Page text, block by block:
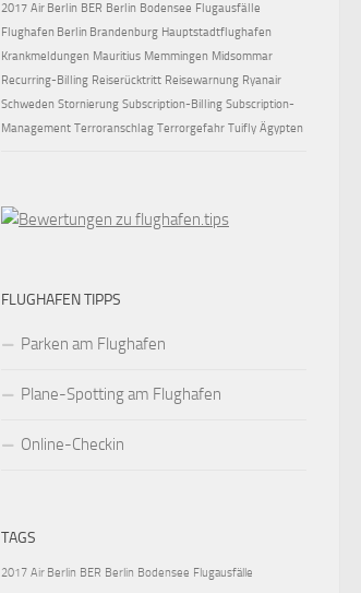
2017 Air Berlin BER Berlin Bodensee Flugausfälle
Flughafen Berlin Brandenburg Hauptstadtflughafen
Krankmeldungen Mauritius Memmingen Midsommar
Recurring-Billing Reiserücktritt Reisewarnung Ryanair
Schweden Stornierung Subscription-Billing Subscription-
Management Terroranschlag Terrorgefahr Tuifly Ägypten
FLUGHAFEN TIPPS
Parken am Flughafen
Plane-Spotting am Flughafen
Online-Checkin
TAGS
2017 Air Berlin BER Berlin Bodensee Flugausfälle